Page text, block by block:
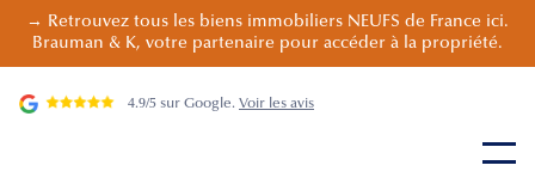
→ Retrouvez tous les biens immobiliers NEUFS de France ici.
Brauman & K, votre partenaire pour accéder à la propriété.
4.9/5 sur Google. Voir les avis